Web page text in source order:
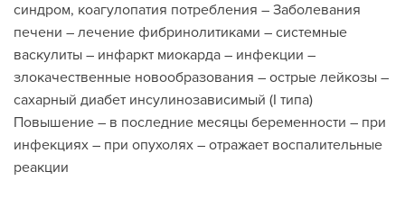
синдром, коагулопатия потребления – Заболевания
печени – лечение фибринолитиками – системные
васкулиты – инфаркт миокарда – инфекции –
злокачественные новообразования – острые лейкозы –
сахарный диабет инсулинозависимый (I типа)
Повышение – в последние месяцы беременности – при
инфекциях – при опухолях – отражает воспалительные
реакции